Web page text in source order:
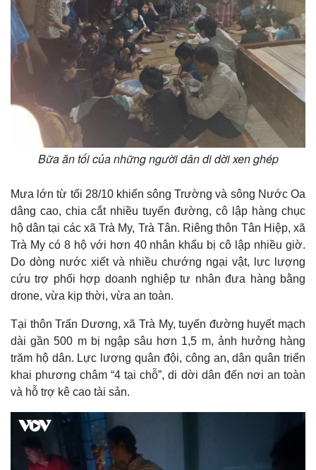
Bữa ăn tối của những người dân di dời xen ghép
Mưa lớn từ tối 28/10 khiến sông Trường và sông Nước Oa
dâng cao, chia cắt nhiều tuyến đường, cô lập hàng chục
hộ dân tại các xã Trà My, Trà Tân. Riêng thôn Tân Hiệp, xã
Trà My có 8 hộ với hơn 40 nhân khẩu bị cô lập nhiều giờ.
Do dòng nước xiết và nhiều chướng ngại vật, lực lượng
cứu trợ phối hợp doanh nghiệp tư nhân đưa hàng bằng
drone, vừa kịp thời, vừa an toàn.
Tại thôn Trấn Dương, xã Trà My, tuyến đường huyết mạch
dài gần 500 m bị ngập sâu hơn 1,5 m, ảnh hưởng hàng
trăm hộ dân. Lực lượng quân đội, công an, dân quân triển
khai phương châm “4 tại chỗ”, di dời dân đến nơi an toàn
và hỗ trợ kê cao tài sản.